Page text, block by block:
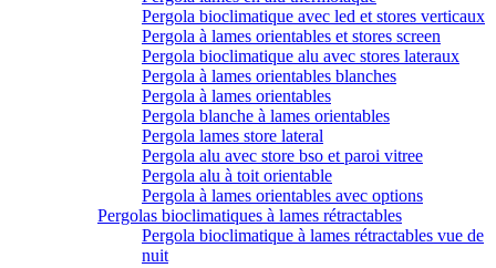
Pergola bioclimatique avec led et stores verticaux
Pergola à lames orientables et stores screen
Pergola bioclimatique alu avec stores lateraux
Pergola à lames orientables blanches
Pergola à lames orientables
Pergola blanche à lames orientables
Pergola lames store lateral
Pergola alu avec store bso et paroi vitree
Pergola alu à toit orientable
Pergola à lames orientables avec options
Pergolas bioclimatiques à lames rétractables
Pergola bioclimatique à lames rétractables vue de
nuit